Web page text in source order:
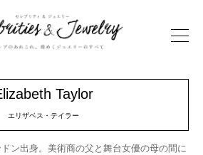
Taylor
エリザベス・テイラー
ン出身。美術商の父と舞台女優の母の間に